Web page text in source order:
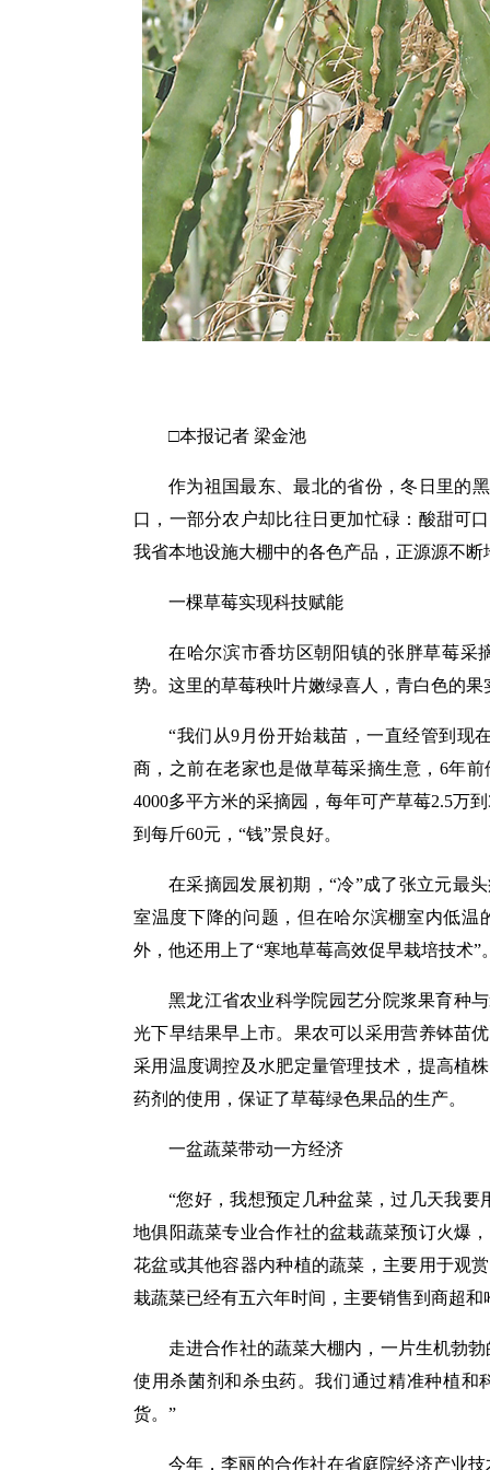
□本报记者 梁金池
作为祖国最东、最北的省份，冬日里的
口，一部分农户却比往日更加忙碌：酸甜
我省本地设施大棚中的各色产品，正源源不
一棵草莓实现科技赋能
在哈尔滨市香坊区朝阳镇的张胖草莓采
势。这里的草莓秧叶片嫩绿喜人，青白色的
“我们从9月份开始栽苗，一直经管到现
商，之前在老家也是做草莓采摘生意，6年
4000多平方米的采摘园，每年可产草莓2.5万
到每斤60元，“钱”景良好。
在采摘园发展初期，“冷”成了张立元最
室温度下降的问题，但在哈尔滨棚室内低温
外，他还用上了“寒地草莓高效促早栽培技术”
黑龙江省农业科学院园艺分院浆果育种
光下早结果早上市。果农可以采用营养钵苗
采用温度调控及水肥定量管理技术，提高植
药剂的使用，保证了草莓绿色果品的生产。
一盆蔬菜带动一方经济
“您好，我想预定几种盆菜，过几天我
地俱阳蔬菜专业合作社的盆栽蔬菜预订火爆
花盆或其他容器内种植的蔬菜，主要用于观
栽蔬菜已经有五六年时间，主要销售到商超和
走进合作社的蔬菜大棚内，一片生机勃
使用杀菌剂和杀虫药。我们通过精准种植
货。”
今年，李丽的合作社在省庭院经济产业